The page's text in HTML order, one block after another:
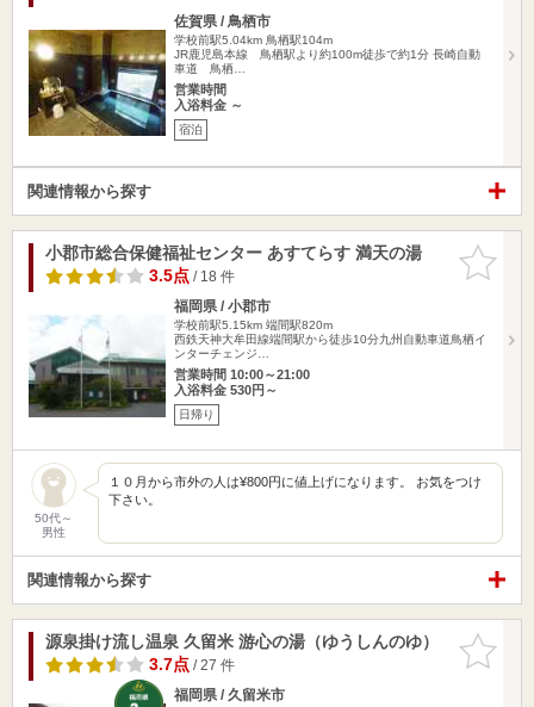
佐賀県 / 鳥栖市
学校前駅5.04km 鳥栖駅104m
JR鹿児島本線 鳥栖駅より約100m徒歩で約1分 長崎自動
車道 鳥栖…
営業時間
入浴料金 ～
宿泊
関連情報から探す
お気に入
りに追加
小郡市総合保健福祉センター あすてらす 満天の湯
3.5点/ 18 件
福岡県 / 小郡市
学校前駅5.15km 端間駅820m
西鉄天神大牟田線端間駅から徒歩10分九州自動車道鳥栖イ
ンターチェンジ…
営業時間 10:00～21:00
入浴料金 530円～
日帰り
50代～
男性
１０月から市外の人は¥800円に値上げになります。 お気をつけ
下さい。
関連情報から探す
お気に入
りに追加
源泉掛け流し温泉 久留米 游心の湯（ゆうしんのゆ）
3.7点/ 27 件
福岡県 / 久留米市